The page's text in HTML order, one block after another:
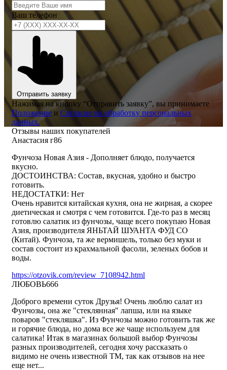
Ваш телефон
Отправить заявку
Нажимая на кнопку “Отправить заявку”, вы принимаете
Положение и Согласие на обработку персональных
данных.
Отзывы наших покупателей
Анастасия г86
Фунчоза Новая Азия - Дополняет блюдо, получается
вкусно.
ДОСТОИНСТВА: Состав, вкусная, удобно и быстро
готовить.
НЕДОСТАТКИ: Нет
Очень нравится китайская кухня, она не жирная, а скорее
диетическая и смотря с чем готовится. Где-то раз в месяц
готовлю салатик из фунчозы, чаще всего покупаю Новая
Азия, производителя ЯНЬТАЙ ШУАНТА ФУД СО
(Китай). Фунчоза, та же вермишель, только без муки и
состав состоит из крахмальной фасоли, зеленых бобов и
воды.
https://otzovik.com/review_7108942.html
ЛЮБОВЬ666
Доброго времени суток Друзья! Очень люблю салат из
Фунчозы, она же "стеклянная" лапша, или на языке
поваров "стекляшка". Из Фунчозы можно готовить так же
и горячие блюда, но дома все же чаще используем для
салатика! Итак в магазинах большой выбор Фунчозы
разных производителей, сегодня хочу рассказать о
видимо не очень известной ТМ, так как отзывов на нее
еще нет...